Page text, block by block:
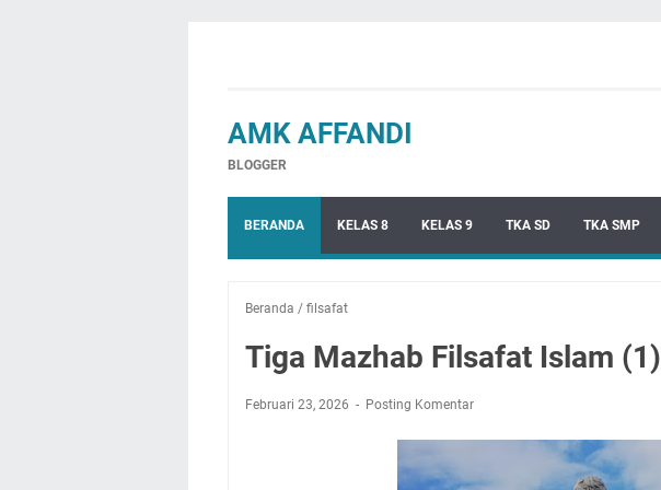
AMK AFFANDI
BLOGGER
BERANDA KELAS 8 KELAS 9 TKA SD TKA SMP
Beranda / filsafat
Tiga Mazhab Filsafat Islam (1)
Februari 23, 2026 Posting Komentar